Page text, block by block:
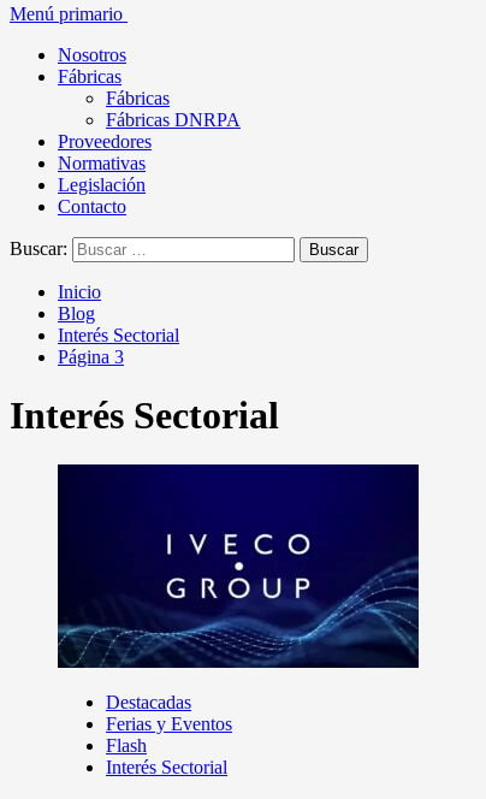
Menú primario
Nosotros
Fábricas
Fábricas
Fábricas DNRPA
Proveedores
Normativas
Legislación
Contacto
Buscar:
Inicio
Blog
Interés Sectorial
Página 3
Interés Sectorial
Destacadas
Ferias y Eventos
Flash
Interés Sectorial